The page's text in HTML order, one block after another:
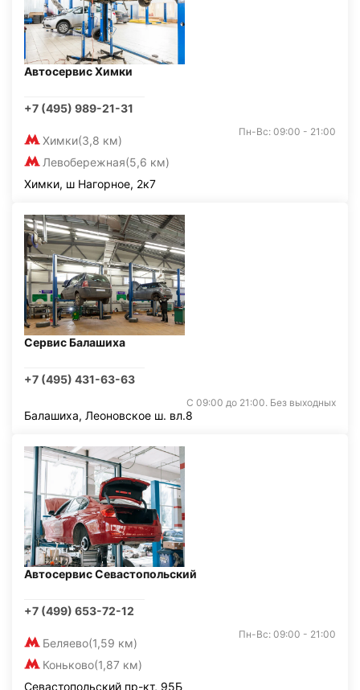
Автосервис Химки
+7 (495) 989-21-31
Химки(3,8 км)
Левобережная(5,6 км)
Пн-Вс: 09:00 - 21:00
Химки, ш Нагорное, 2к7
Сервис Балашиха
+7 (495) 431-63-63
С 09:00 до 21:00. Без выходных
Балашиха, Леоновское ш. вл.8
Автосервис Севастопольский
+7 (499) 653-72-12
Беляево(1,59 км)
Коньково(1,87 км)
Пн-Вс: 09:00 - 21:00
Севастопольский пр-кт, 95Б